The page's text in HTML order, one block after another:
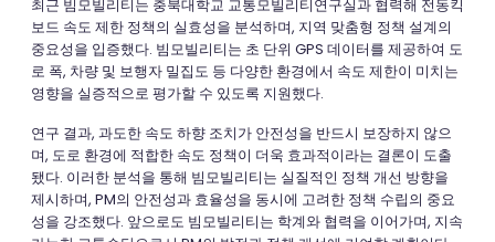
최근 빔모빌리티는 충북대학교 교통모빌리티연구실과 협력해 전동킥
보드 속도 제한 정책의 실효성을 분석하며, 지역 맞춤형 정책 설계의
중요성을 입증했다. 빔모빌리티는 초 단위 GPS 데이터를 제공하여 도
로 폭, 차량 및 보행자 밀집도 등 다양한 환경에서 속도 제한이 미치는
영향을 실증적으로 평가할 수 있도록 지원했다.
연구 결과, 과도한 속도 하향 조치가 안전성을 반드시 보장하지 않으
며, 도로 환경에 적합한 속도 정책이 더욱 효과적이라는 결론이 도출
됐다. 이러한 분석을 통해 빔모빌리티는 실질적인 정책 개선 방향을
제시하며, PM의 안전성과 효율성을 동시에 고려한 정책 수립의 중요
성을 강조했다. 앞으로도 빔모빌리티는 학계와 협력을 이어가며, 지속